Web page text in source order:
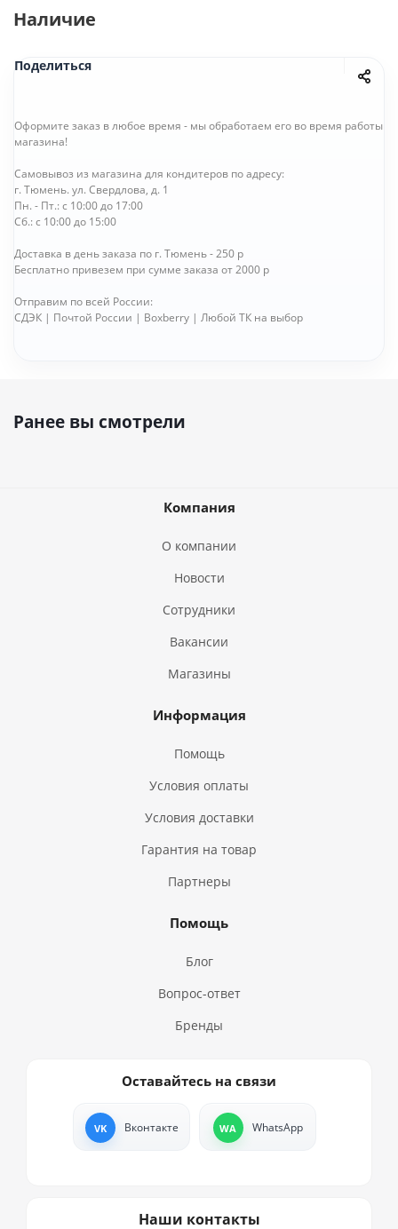
Наличие
Поделиться
Оформите заказ в любое время - мы обработаем его во время работы
магазина!
Самовывоз из магазина для кондитеров по адресу:
г. Тюмень. ул. Свердлова, д. 1
Пн. - Пт.: с 10:00 до 17:00
Сб.: с 10:00 до 15:00
Доставка в день заказа по г. Тюмень - 250 р
Бесплатно привезем при сумме заказа от 2000 р
Отправим по всей России:
СДЭК | Почтой России | Boxberry | Любой ТК на выбор
Ранее вы смотрели
Компания
О компании
Новости
Сотрудники
Вакансии
Магазины
Информация
Помощь
Условия оплаты
Условия доставки
Гарантия на товар
Партнеры
Помощь
Блог
Вопрос-ответ
Бренды
Оставайтесь на связи
Вконтакте WhatsApp
Наши контакты